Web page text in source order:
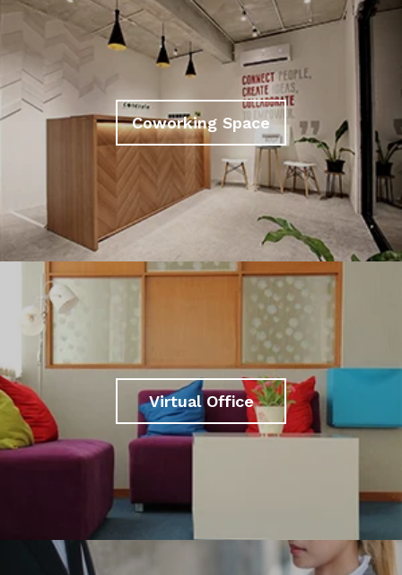
Coworking Space
Virtual Office